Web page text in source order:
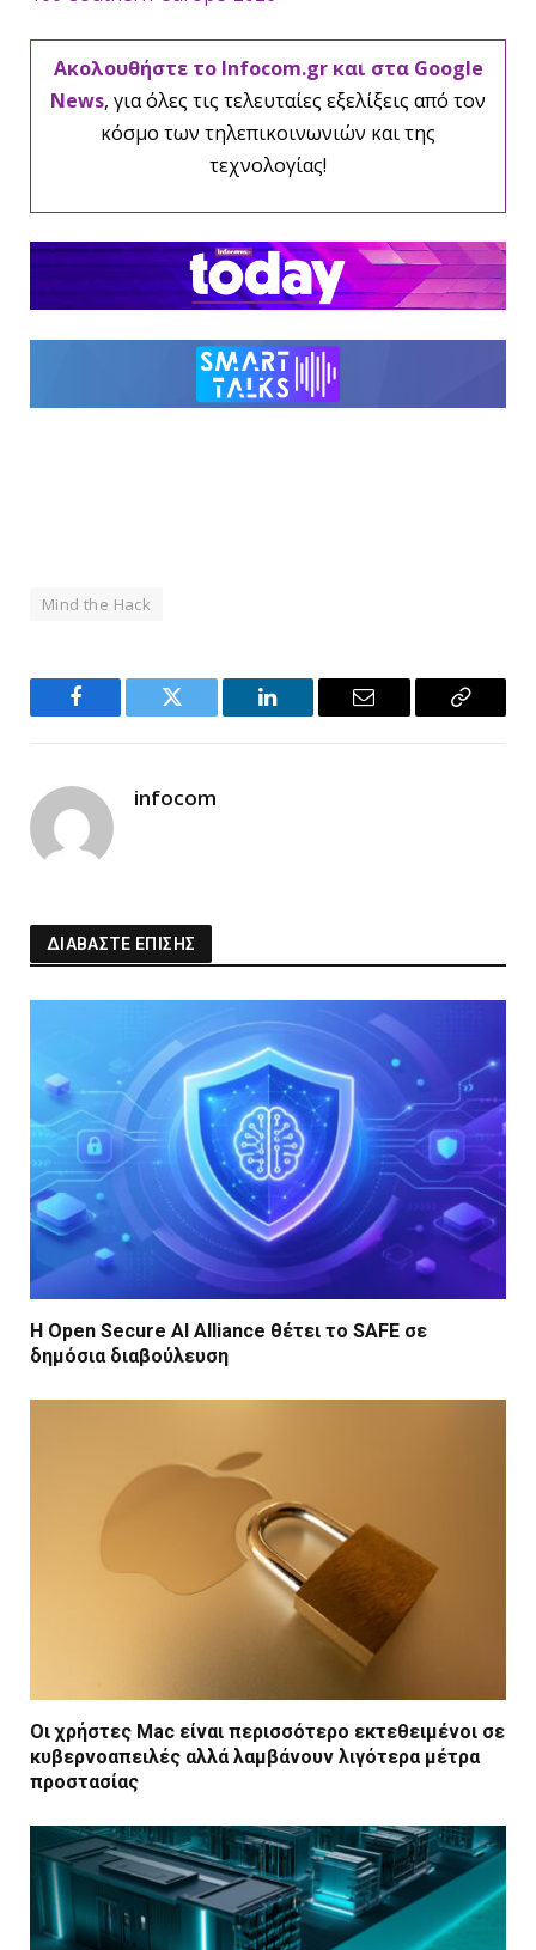
Ακολουθήστε το Infocom.gr και στα Google
News, για όλες τις τελευταίες εξελίξεις από τον
κόσμο των τηλεπικοινωνιών και της
τεχνολογίας!
Mind the Hack
Facebook Twitter LinkedIn Email
Copy
infocom
ΔΙΑΒΑΣΤΕ ΕΠΙΣΗΣ
Η Open Secure AI Alliance θέτει το SAFE σε
δημόσια διαβούλευση
Οι χρήστες Mac είναι περισσότερο εκτεθειμένοι σε
κυβερνοαπειλές αλλά λαμβάνουν λιγότερα μέτρα
προστασίας